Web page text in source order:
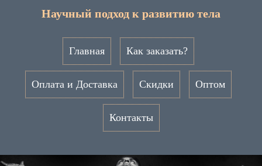
Научный подход к развитию тела
Главная Как заказать?
Оплата и Доставка Скидки Оптом
Контакты